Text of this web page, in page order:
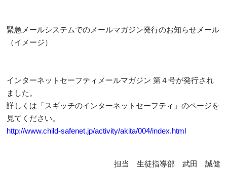
緊急メールシステムでのメールマガジン発行のお知らせメール
（イメージ）
インターネットセーフティメールマガジン 第４号が発行され
ました。
詳しくは「スギッチのインターネットセーフティ」のページを
見てください。
http://www.child-safenet.jp/activity/akita/004/index.html
担当 生徒指導部 武田 誠健